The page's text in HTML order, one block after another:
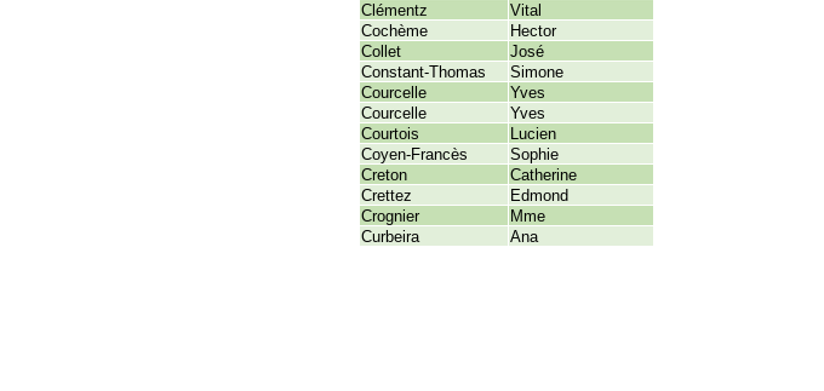
Clémentz
Vital
Cochème
Hector
Collet
José
Constant-Thomas
Simone
Courcelle
Yves
Courcelle
Yves
Courtois
Lucien
Coyen-Francès
Sophie
Creton
Catherine
Crettez
Edmond
Crognier
Mme
Curbeira
Ana